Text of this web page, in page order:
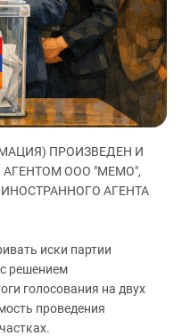
ЗА ПАЛЕСТИНУ
В ЧЕЧНЕ
АКТИВИСТОВ
И ПРОТЕСТЫ
ПРОИЗВЕДЕН И
ООО "МЕМО",
АГЕНТА
иски партии
решением
голосования на двух
проведения